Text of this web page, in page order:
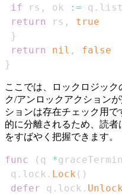
if rs , ok := q . list
return
rs ,
true
}
return
nil ,
false
}
ここでは、ロックロジッ
ク/アンロックアクション
ションは存在チェック用
的に分離されるため、読
をすばやく把握できます。
func ( q *
q . lock . Lock ( )
defer q . lock . Unlock